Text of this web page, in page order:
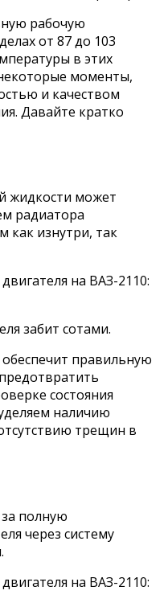
рабочую
от 87 до 103
в этих
моменты,
и качеством
Давайте кратко
жидкости может
радиатора
как изнутри, так
забит сотами.
обеспечит правильную
состояния
наличию
трещин в
полную
через систему